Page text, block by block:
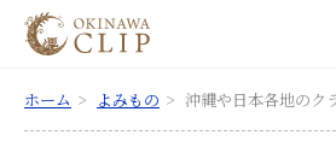
ホーム よみもの 沖縄や日本各地の